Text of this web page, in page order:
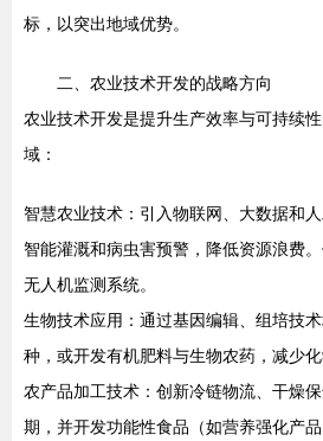
标，以突出地域优势。
二、农业技术开发的战略方向
农业技术开发是提升生产效率与可持续
域：
智慧农业技术：引入物联网、大数据和
智能灌溉和病虫害预警，降低资源浪费
无人机监测系统。
生物技术应用：通过基因编辑、组培技
种，或开发有机肥料与生物农药，减少化
农产品加工技术：创新冷链物流、干燥
期，并开发功能性食品（如营养强化产